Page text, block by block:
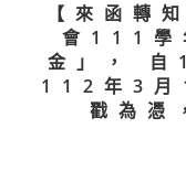
【來函轉
會111學
金」，
112年3月
戳為憑